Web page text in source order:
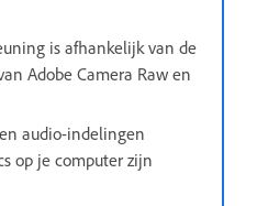
is afhankelijk van de
Adobe Camera Raw en
audio-indelingen
op je computer zijn